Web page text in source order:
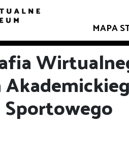
MAPA